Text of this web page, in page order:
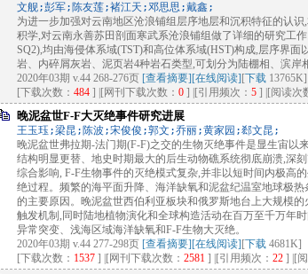
文舰;彭军;陈友莲;褚江天;邓思思;戴鑫;
为进一步加强对云南地区沧浪铺组层序地层和沉积特征的认
积学,对云南永善苏田剖面寒武系沧浪铺组做了详细的研究工
SQ2),均由海侵体系域(TST)和高位体系域(HST)构成,层序界
岩、内碎屑灰岩、泥页岩4种岩石类型,可划分为陆棚相、滨岸
2020年03期 v.44 268-276页 [查看摘要][在线阅读] [下载 13765K]
[下载次数： 484 ] |[网刊下载次数： 0 ] |[引用频次： 5 ] |[阅读次
晚泥盆世F-F大灭绝事件研究进展
王玉珏;梁昆;陈波;宋俊俊;郭文;乔丽;黄家园;郄文昆;
晚泥盆世弗拉期-法门期(F-F)之交的生物灭绝事件是显生宙以
结构明显更替、地史时期最大的后生动物礁系统彻底崩溃,深
综合影响, F-F生物事件的灭绝模式复杂,并非以短时间内极高
绝过程。频繁的海平面升降、海洋缺氧和泥盆纪温室地球极
的主要原因。晚泥盆世西伯利亚板块和俄罗斯地台上大规模
触发机制,同时陆地植物演化和全球构造活动在百万至千万年
异常突变、浅海区域海洋缺氧和F-F生物大灭绝。
2020年03期 v.44 277-298页 [查看摘要][在线阅读] [下载 4681K]
[下载次数： 1537 ] |[网刊下载次数： 2581 ] |[引用频次： 22 ] |[